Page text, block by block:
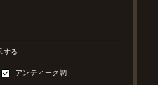
する
アンティーク調